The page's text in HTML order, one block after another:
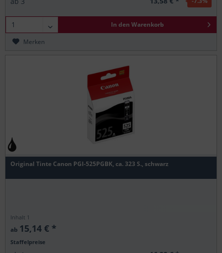
In den Warenkorb
Merken
Original Tinte Canon PGI-525PGBK, ca. 323 S., schwarz
Inhalt 1
ab 15,14 € *
Staffelpreise